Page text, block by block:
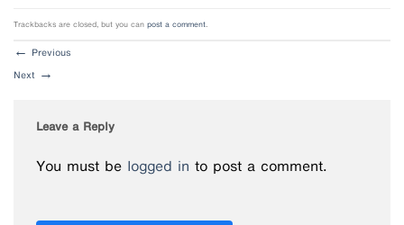
Trackbacks are closed, but you canpost a comment.
← Previous
Next →
Leave a Reply
You must be logged in to post a comment.